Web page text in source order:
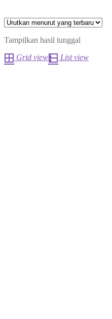
Tampilkan hasil tunggal
Grid view
List view